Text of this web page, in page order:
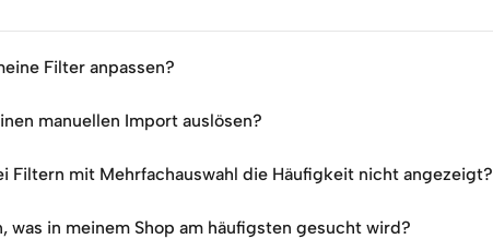
Filter anpassen?
manuellen Import auslösen?
Filtern mit Mehrfachauswahl die Häufigkeit nicht angezeigt?
was in meinem Shop am häufigsten gesucht wird?